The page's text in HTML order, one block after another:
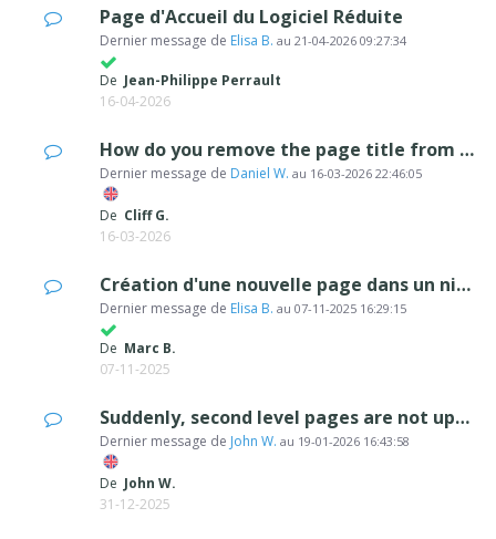
Page d'Accueil du Logiciel Réduite
Dernier message de Elisa B. au 21-04-2026 09:27:34
De Jean-Philippe Perrault
16-04-2026
How do you remove the page title from appearing on each page?
Dernier message de Daniel W. au 16-03-2026 22:46:05
De Cliff G.
16-03-2026
Création d'une nouvelle page dans un niveau avec version evo
Dernier message de Elisa B. au 07-11-2025 16:29:15
De Marc B.
07-11-2025
Suddenly, second level pages are not updating when being published
Dernier message de John W. au 19-01-2026 16:43:58
De John W.
31-12-2025